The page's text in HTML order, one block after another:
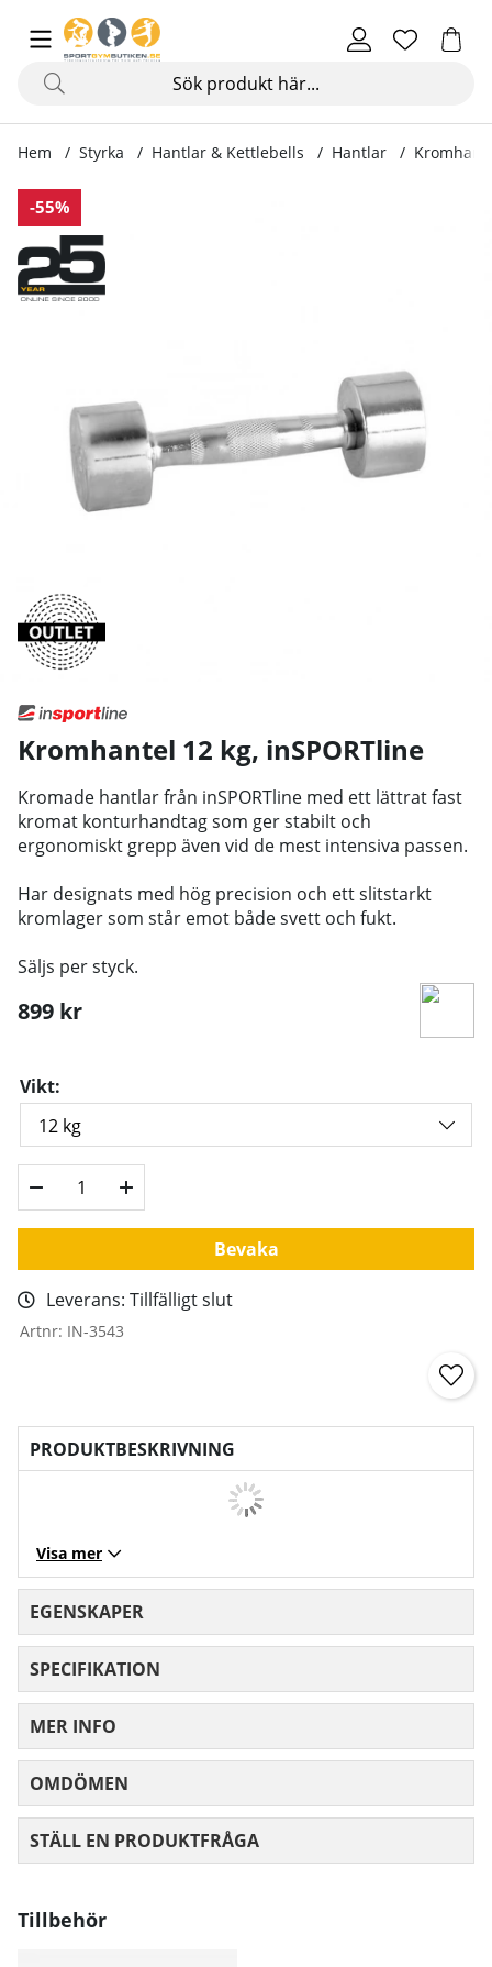
Hem Styrka Hantlar & Kettlebells Hantlar
-55%
Produktbilder Kromhantlar
Kromhantel 12 kg, inSPORTline
Kromade hantlar från inSPORTline med ett lättrat fast
kromat konturhandtag som ger stabilt och
ergonomiskt grepp även vid de mest intensiva passen.
Har designats med hög precision och ett slitstarkt
kromlager som står emot både svett och fukt.
Säljs per styck.
899 kr
Vikt:
Bevaka
Leverans: Tillfälligt slut
Artnr: IN-3543
PRODUKTBESKRIVNING
Visa mer
EGENSKAPER
SPECIFIKATION
MER INFO
OMDÖMEN
STÄLL EN PRODUKTFRÅGA
Tillbehör